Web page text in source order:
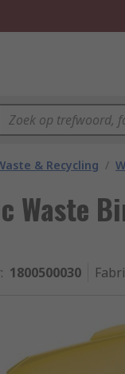
& Recycling /
Waste
: 1800500030